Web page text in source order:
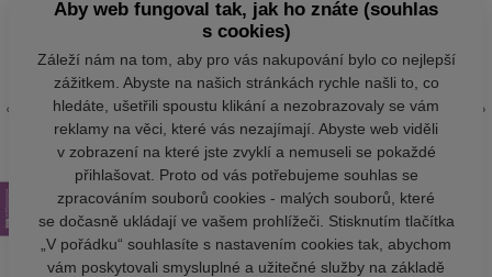
Aby web fungoval tak, jak ho znáte (souhlas
s cookies)
Záleží nám na tom, aby pro vás nakupování bylo co nejlepší
zážitkem. Abyste na našich stránkách rychle našli to, co
hledáte, ušetřili spoustu klikání a nezobrazovaly se vám
reklamy na věci, které vás nezajímají. Abyste web viděli
v zobrazení na které jste zvyklí a nemuseli se pokaždé
přihlašovat. Proto od vás potřebujeme souhlas se
zpracováním souborů cookies - malých souborů, které
se dočasně ukládají ve vašem prohlížeči. Stisknutím tlačítka
„V pořádku“ souhlasíte s nastavením cookies tak, abychom
vám poskytovali smysluplné a užitečné služby na základě